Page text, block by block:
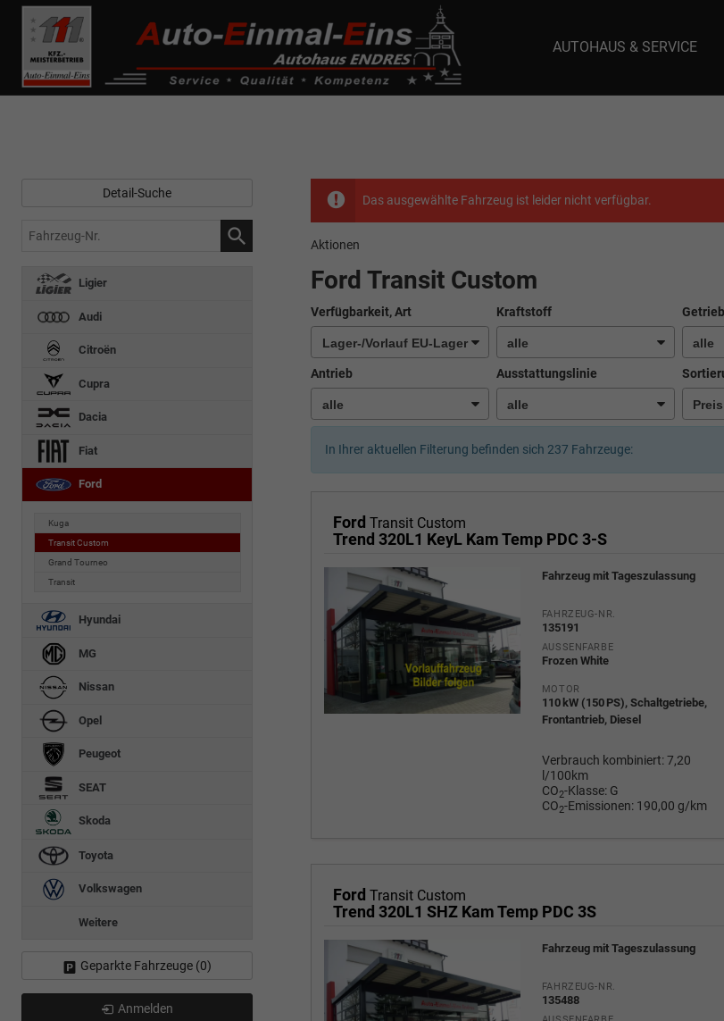
------------ Host Name : selector1._domainkey Points to address or value: selector1-aee-
de0k._domainkey.autoeinmaleins.onmicrosoft.com
AUTOHAUS & SERVICE
Das ausgewählte Fahrzeug ist leider nicht verfügbar.
Aktionen
Ford Transit Custom
Verfügbarkeit, Art Kraftstoff
Antrieb Ausstattungslinie
In Ihrer aktuellen Filterung befinden sich 237 Fahrzeuge:
Ford Transit Custom
Trend 320L1 KeyL Kam Temp PDC 3-S
Fahrzeug mit Tageszulassung
FAHRZEUG-NR.
135191
AUSSENFARBE
Frozen White
MOTOR
110 kW (150 PS), Schaltgetriebe,
Frontantrieb, Diesel
Verbrauch kombiniert:7,20
l/100km
CO2-Klasse: G
CO2-Emissionen: 190,00 g/km
Ford Transit Custom
Trend 320L1 SHZ Kam Temp PDC 3S
Fahrzeug mit Tageszulassung
FAHRZEUG-NR.
135488
Detail-Suche
Fahrzeug-
Ligier
Audi
Citroën
Cupra
Dacia
Fiat
Ford
Kuga
Transit Custom
Grand Tourneo
Transit
Hyundai
MG
Nissan
Opel
Peugeot
SEAT
Skoda
Toyota
Volkswagen
Weitere
Geparkte Fahrzeuge (0)
Anmelden